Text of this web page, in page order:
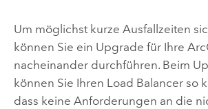
Um möglichst kurze Ausfallzeiten
können Sie ein Upgrade für Ihre
nacheinander durchführen. Beim
können Sie Ihren Load Balancer so
dass keine Anforderungen an die